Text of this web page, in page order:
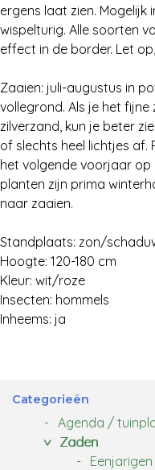
ergens laat zien. Mogelijk
wispelturig. Alle soorten
effect in de border. Let
Zaaien: juli-augustus in
vollegrond. Als je het
zilverzand, kun je beter
of slechts heel lichtjes af.
het volgende voorjaar op
planten zijn prima
naar zaaien.
Standplaats: zon/
Hoogte: 120-180 cm
Kleur: wit/roze
Insecten: hommels
Inheems: ja
Categorieën
Agenda /
Zaden